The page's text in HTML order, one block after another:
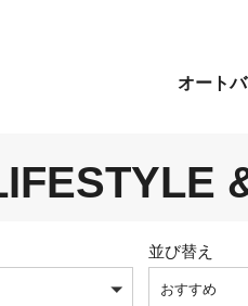
オート
並び替え
おすすめ